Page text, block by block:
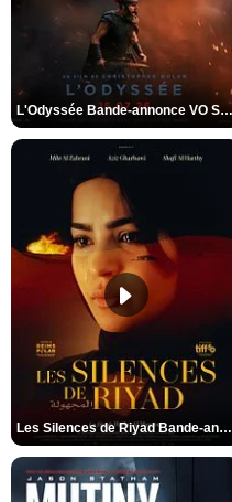
L'Odyssée Bande-annonce VO STFR
Les Silences de Riyad Bande-annonce VO STFR